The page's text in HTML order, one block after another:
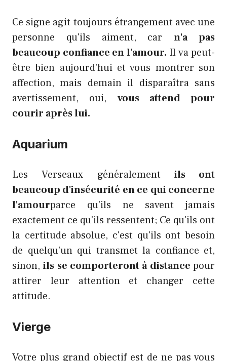
Ce signe agit toujours étrangement avec une
personne qu'ils aiment, carn'a pas
beaucoup confiance en l'amour. Il va peut-
être bien aujourd'hui et vous montrer son
affection, mais demain il disparaîtra sans
avertissement, oui, vous attend pour
courir après lui.
Aquarium
Les Verseaux généralement ils ont
beaucoup d'insécurité en ce qui concerne
l'amourparce qu'ils ne savent jamais
exactement ce qu'ils ressentent; Ce qu'ils ont
la certitude absolue, c'est qu'ils ont besoin
de quelqu'un qui transmet la confiance et,
sinon,ils se comporteront à distancepour
attirer leur attention et changer cette
attitude.
Vierge
Votre plus grand objectif est de ne pas vous